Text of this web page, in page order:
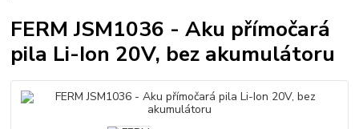
FERM JSM1036 - Aku přímočará
pila Li-Ion 20V, bez akumulátoru